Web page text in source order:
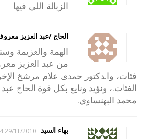
الزبالة اللى فيها
الحاج /عبد العزيز
الهمة والعزيمة
من عبد العزيز
فئات، والدكتور حمدى علام مرشخ
الفئات.، ونؤيد ونايع بكل قوة الحاج
محمد البهنساوي.
بهاء السيد 29/11/2010 08:34